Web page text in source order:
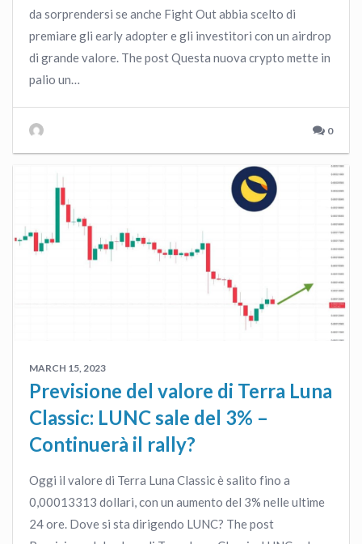
da sorprendersi se anche Fight Out abbia scelto di
premiare gli early adopter e gli investitori con un airdrop
di grande valore. The post Questa nuova crypto mette in
palio un…
0
MARCH 15, 2023
Previsione del valore di Terra Luna
Classic: LUNC sale del 3% –
Continuerà il rally?
Oggi il valore di Terra Luna Classic è salito fino a
0,00013313 dollari, con un aumento del 3% nelle ultime
24 ore. Dove si sta dirigendo LUNC? The post